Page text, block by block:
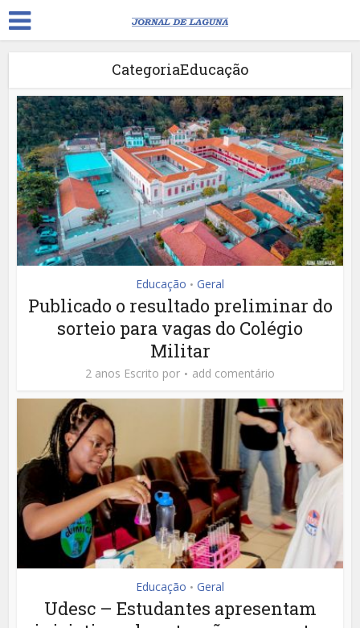
CategoriaEducação
Educação • Geral
Publicado o resultado preliminar do
sorteio para vagas do Colégio
Militar
2 anos Escrito por add comentário
Educação • Geral
Udesc – Estudantes apresentam